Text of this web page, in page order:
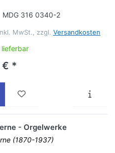
MDG 316 0340-2
MwSt., zzgl. Versandkosten
€ *
- Orgelwerke
(1870-1937)